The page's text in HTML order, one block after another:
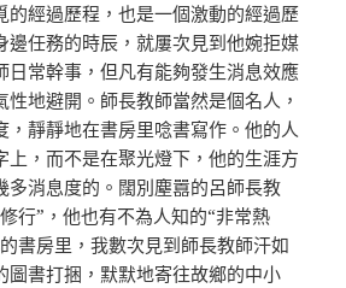
的經過歷程，也是一個激動的經過歷
邊任務的時辰，就屢次見到他婉拒媒
日常幹事，但凡有能夠發生消息效應
性地避開。師長教師當然是個名人，
，靜靜地在書房里唸書寫作。他的人
上，而不是在聚光燈下，他的生涯方
多消息度的。闊別塵囂的呂師長教
行”，他也有不為人知的“非常熱
書房里，我數次見到師長教師汗如
圖書打捆，默默地寄往故鄉的中小